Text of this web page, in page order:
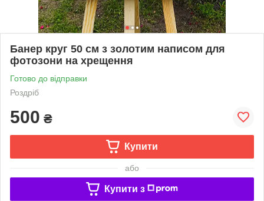
Банер круг 50 см з золотим написом для
фотозони на хрещення
Готово до відправки
Роздріб
500 ₴
Купити
або
Купити з